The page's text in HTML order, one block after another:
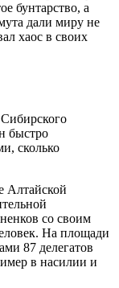
бунтарство, а
дали миру не
хаос в своих
быстро
сколько
Алтайской
со своим
. На площади
87 делегатов
в насилии и